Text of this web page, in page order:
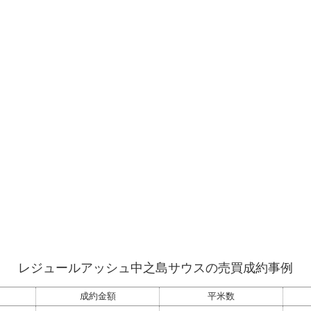
レジュールアッシュ中之島サウスの売買成約事例
成約金額
平米数